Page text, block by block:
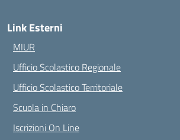
Link Esterni
MIUR
Ufficio Scolastico Regionale
Ufficio Scolastico Territoriale
Scuola in Chiaro
Iscrizioni On Line